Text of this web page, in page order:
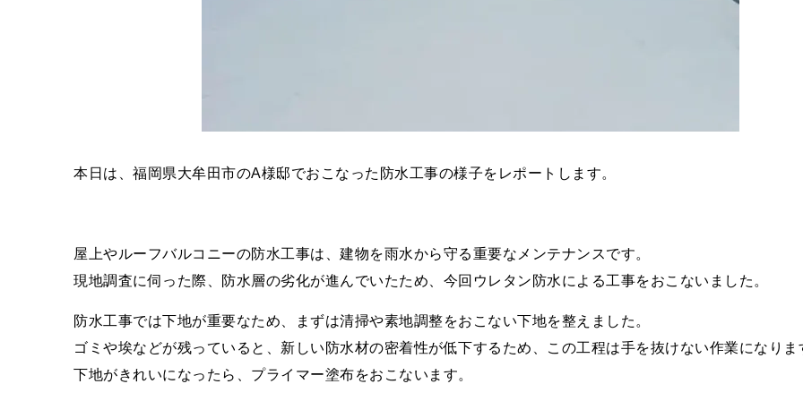
本日は、福岡県大牟田市のA様邸でおこなった防水工事の様子をレポートします。
屋上やルーフバルコニーの防水工事は、建物を雨水から守る重要なメンテナンスです。
現地調査に伺った際、防水層の劣化が進んでいたため、今回ウレタン防水による工事をおこないました。
防水工事では下地が重要なため、まずは清掃や素地調整をおこない下地を整えました。
ゴミや埃などが残っていると、新しい防水材の密着性が低下するため、この工程は手を抜けない作業になりま
下地がきれいになったら、プライマー塗布をおこないます。